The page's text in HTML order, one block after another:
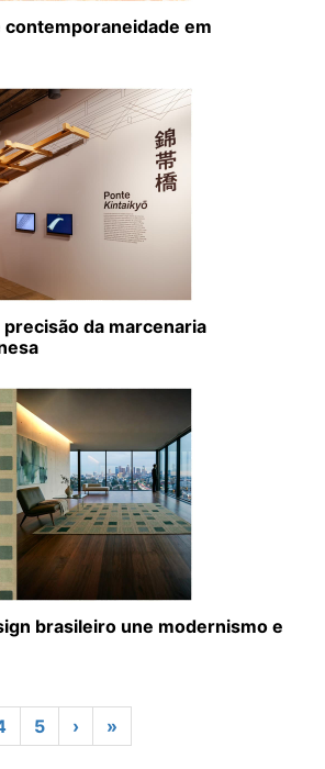
em
da marcenaria
brasileiro une modernismo e
5 › »